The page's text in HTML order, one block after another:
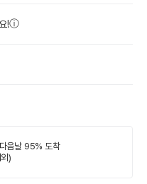
!
다음날 95% 도착
)